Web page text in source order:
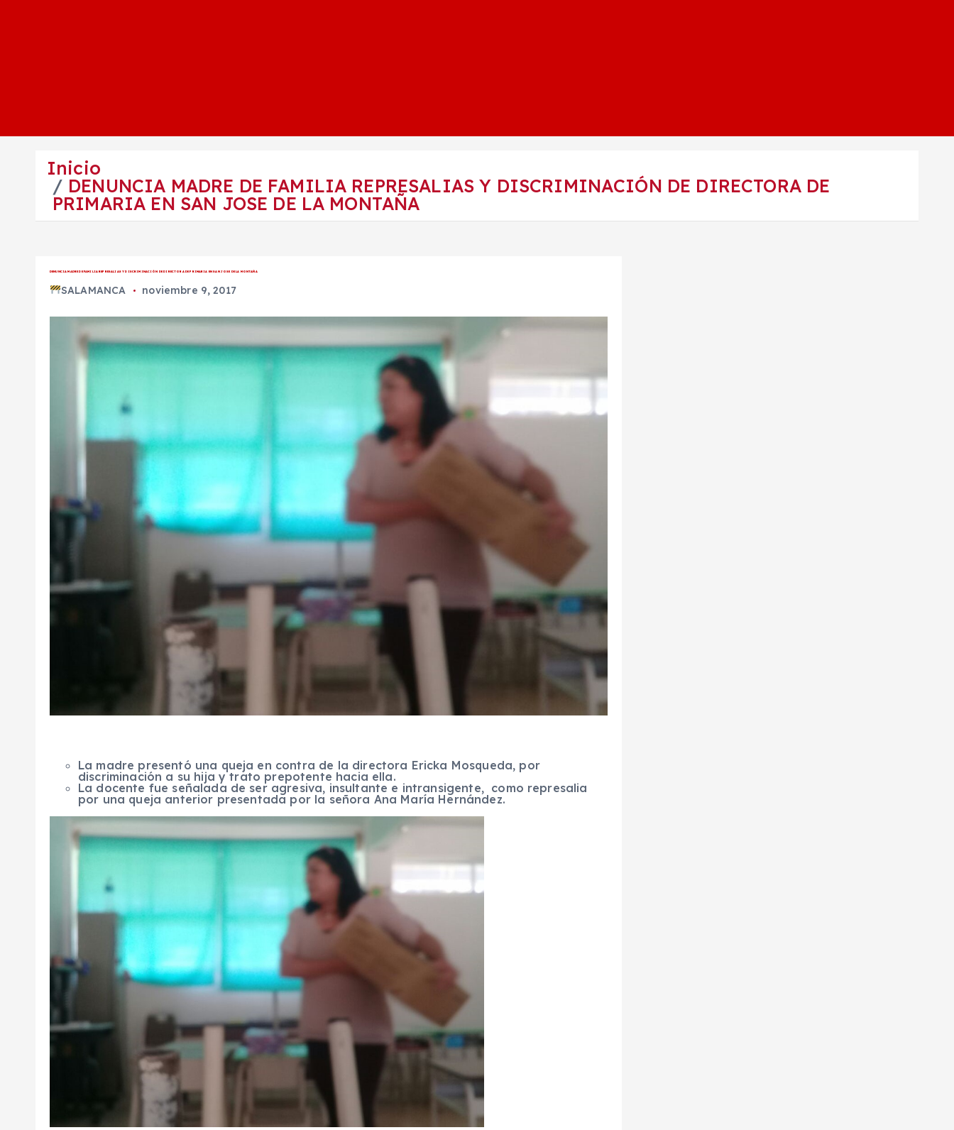
Inicio
DENUNCIA MADRE DE FAMILIA REPRESALIAS Y DISCRIMINACIÓN DE DIRECTORA DE
PRIMARIA EN SAN JOSE DE LA MONTAÑA
DENUNCIA MADRE DE FAMILIA REPRESALIAS Y DISCRIMINACIÓN DE DIRECTORA DE PRIMARIA EN SAN JOSE DE LA MONTAÑA
SALAMANCA noviembre 9, 2017
La madre presentó una queja en contra de la directora Ericka Mosqueda, por
discriminación a su hija y trato prepotente hacia ella.
La docente fue señalada de ser agresiva, insultante e intransigente, como represalia
por una queja anterior presentada por la señora Ana María Hernández.